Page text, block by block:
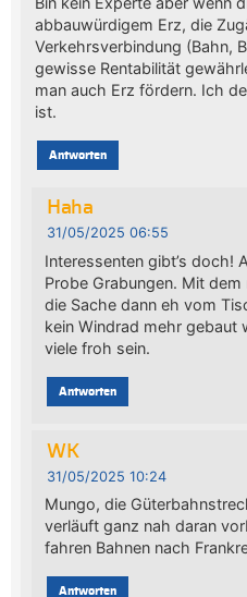
abbauwürdigem Erz, die
Verkehrsverbindung (Bahn,
gewisse Rentabilität
man auch Erz fördern. Ich
ist.
Antworten
Haha
31/05/2025 06:55
Interessenten gibt’s doch!
Probe Grabungen. Mit
die Sache dann eh vom
kein Windrad mehr gebaut
viele froh sein.
Antworten
WK
31/05/2025 10:24
Mungo, die
verläuft ganz nah daran
fahren Bahnen nach
Antworten